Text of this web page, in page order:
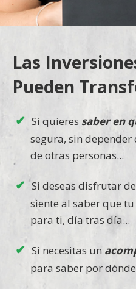
Las
Pueden
Si quieres saber en
segura, sin depender
de otras personas...
Si deseas disfrutar
siente al saber que
para ti, día tras día...
Si necesitas un
para saber por